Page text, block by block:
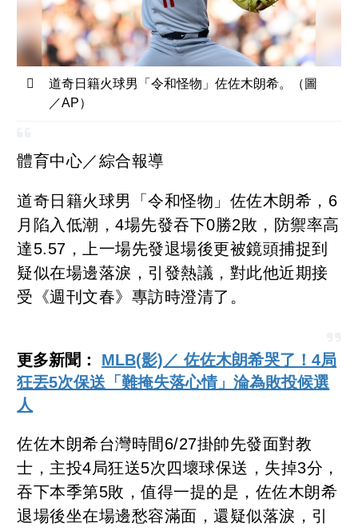
道奇日籍火球男「令和怪物」佐佐木朗希。（圖
／AP）
體育中心／綜合報導
道奇日籍火球男「令和怪物」佐佐木朗希，6
月陷入低潮，4場先發吞下0勝2敗，防禦率高
達5.57，上一場先發退場後更被鏡頭捕捉到
疑似在場邊落淚，引發熱議，對此他近期接
受《週刊文春》專訪時澄清了。
更多新聞： MLB(影)／ 佐佐木朗希哭了！4局
狂丟5次保送「難掩失落心情」淪為敗投候選
人
佐佐木朗希台灣時間6/27掛帥先發面對教
士，主投4局狂送5次四壞球保送，失掉3分，
吞下本季第5敗，值得一提的是，佐佐木朗希
退場後坐在場邊愁容滿面，還疑似落淚，引